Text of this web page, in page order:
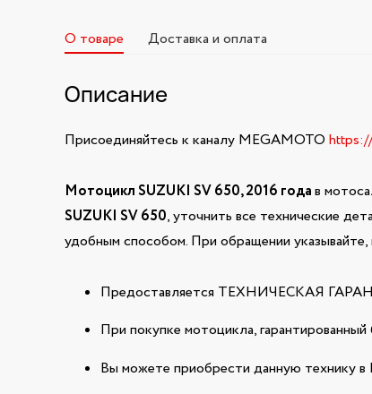
О товаре Доставка и оплата
Описание
Присоединяйтесь к каналу MEGAMOTO
Мотоцикл SUZUKI SV 650, 2016 годав
SUZUKI SV 650, уточнить все технические
удобным способом. При обращении
Предоставляется ТЕХНИЧЕСКАЯ
При покупке мотоцикла,
Вы можете приобрести данную технику